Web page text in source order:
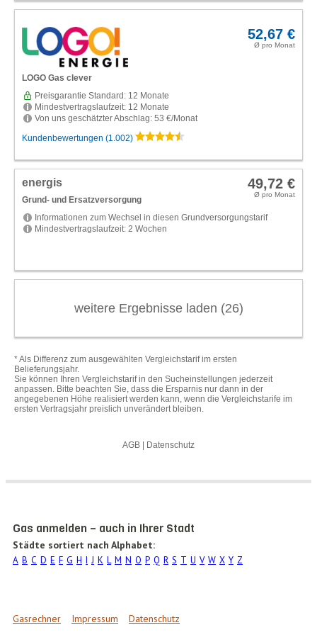
Gas anmelden – auch in Ihrer Stadt
Städte sortiert nach Alphabet:
A B C D E F G H I J K L M N O P Q R S T U V W X Y Z
Gasrechner Impressum Datenschutz